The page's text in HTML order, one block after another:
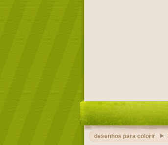
desenhos para colorir